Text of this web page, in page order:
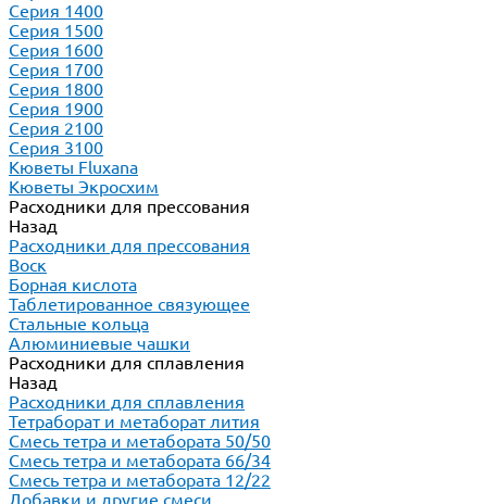
Серия 1400
Серия 1500
Серия 1600
Серия 1700
Серия 1800
Серия 1900
Серия 2100
Серия 3100
Кюветы Fluxana
Кюветы Экросхим
Расходники для прессования
Назад
Расходники для прессования
Воск
Борная кислота
Таблетированное связующее
Стальные кольца
Алюминиевые чашки
Расходники для сплавления
Назад
Расходники для сплавления
Тетраборат и метаборат лития
Смесь тетра и метабората 50/50
Смесь тетра и метабората 66/34
Смесь тетра и метабората 12/22
Добавки и другие смеси